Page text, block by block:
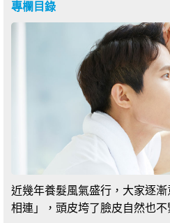
專欄目錄
近幾年養髮風氣盛行，大家逐
相連」，頭皮垮了臉皮自然也